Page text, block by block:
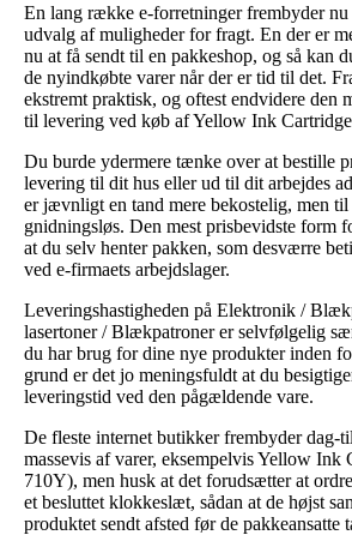
En lang række e-forretninger frembyder nu
udvalg af muligheder for fragt. En der er
nu at få sendt til en pakkeshop, og så kan
de nyindkøbte varer når der er tid til det.
ekstremt praktisk, og oftest endvidere den
til levering ved køb af Yellow Ink
Du burde ydermere tænke over at bestille
levering til dit hus eller ud til dit arbejdes
er jævnligt en tand mere bekostelig, men
gnidningsløs. Den mest prisbevidste form
at du selv henter pakken, som desværre
ved e-firmaets arbejdslager.
Leveringshastigheden på Elektronik /
lasertoner / Blækpatroner er selvfølgelig
du har brug for dine nye produkter inden
grund er det jo meningsfuldt at du
leveringstid ved den pågældende vare.
De fleste internet butikker frembyder dag-
massevis af varer, eksempelvis Yellow Ink
710Y), men husk at det forudsætter at
et besluttet klokkeslæt, sådan at de højst
produktet sendt afsted før de pakkeansatte